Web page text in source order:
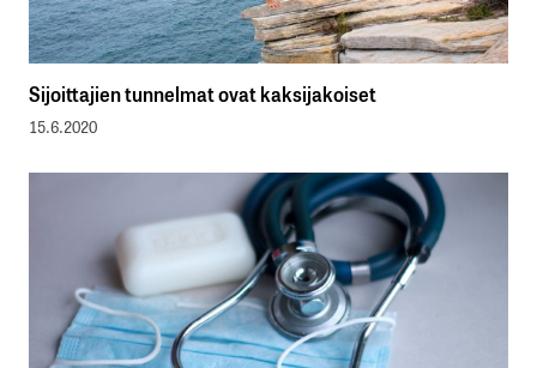
Sijoittajien tunnelmat ovat kaksijakoiset
15.6.2020